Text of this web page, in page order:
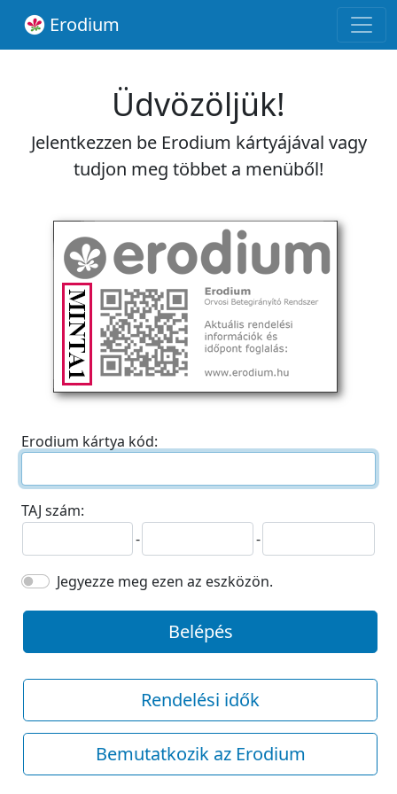
Erodium
Üdvözöljük!
Jelentkezzen be Erodium kártyájával vagy
tudjon meg többet a menüből!
Erodium kártya kód:
TAJ szám:
-
-
Jegyezze meg ezen az eszközön.
Belépés
Rendelési idők
Bemutatkozik az Erodium